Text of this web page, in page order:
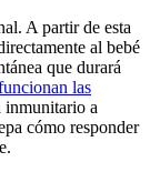
A partir de esta
al bebé
que durará
las
inmunitario a
cómo responder